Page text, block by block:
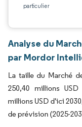
particulier
Analyse du
par Mordor
La taille du Marché
250,40 millions
millions USD d'ici
de prévision (2025-